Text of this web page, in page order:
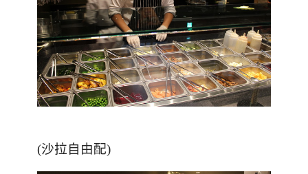
(沙拉自由配)